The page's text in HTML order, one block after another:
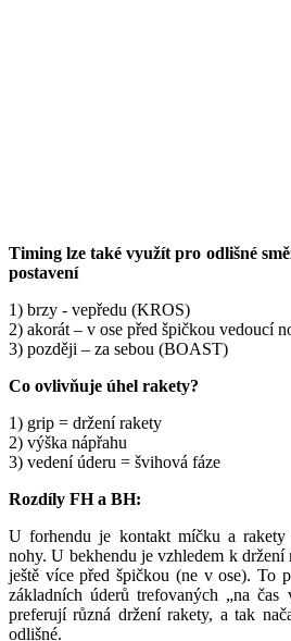
Timing lze také využít pro odlišné
postavení
1) brzy - vepředu (KROS)
2) akorát – v ose před špičkou vedoucí
3) později – za sebou (BOAST)
Co ovlivňuje úhel rakety?
1) grip = držení rakety
2) výška nápřahu
3) vedení úderu = švihová fáze
Rozdíly FH a BH:
U forhendu je kontakt míčku a
nohy. U bekhendu je vzhledem k
ještě více před špičkou (ne v ose). To
základních úderů trefovaných „na
preferují různá držení rakety, a tak
odlišné.